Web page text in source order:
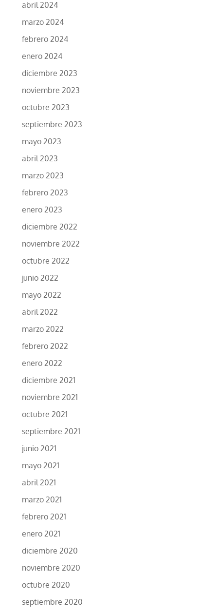
abril 2024
marzo 2024
febrero 2024
enero 2024
diciembre 2023
noviembre 2023
octubre 2023
septiembre 2023
mayo 2023
abril 2023
marzo 2023
febrero 2023
enero 2023
diciembre 2022
noviembre 2022
octubre 2022
junio 2022
mayo 2022
abril 2022
marzo 2022
febrero 2022
enero 2022
diciembre 2021
noviembre 2021
octubre 2021
septiembre 2021
junio 2021
mayo 2021
abril 2021
marzo 2021
febrero 2021
enero 2021
diciembre 2020
noviembre 2020
octubre 2020
septiembre 2020